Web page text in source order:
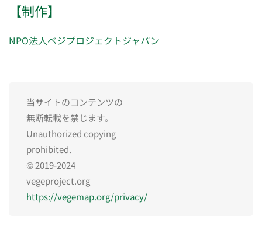
【制作】
NPO法人ベジプロジェクトジャパン
当サイトのコンテンツの
無断転載を禁じます。
Unauthorized copying
prohibited.
© 2019-2024
vegeproject.org
https://vegemap.org/privacy/